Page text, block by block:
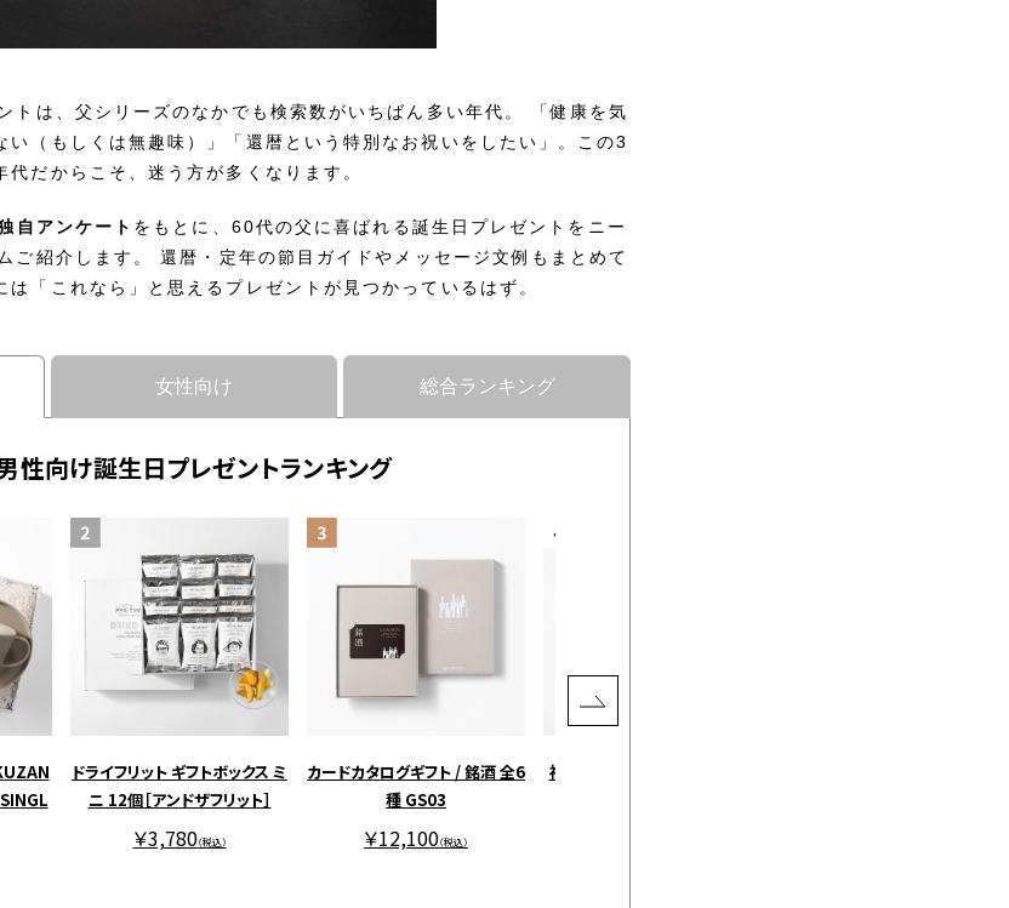
トは、父シリーズのなかでも検索数がいちばん多い年代。 「健康を気
い（もしくは無趣味）」「還暦という特別なお祝いをしたい」。この3
だからこそ、迷う方が多くなります。
自アンケート をもとに、60代の父に喜ばれる誕生日プレゼントをニー
ご紹介します。 還暦・定年の節目ガイドやメッセージ文例もまとめて
は「これなら」と思えるプレゼントが見つかっているはず。
女性向け 総合ランキング
性向け誕生日プレゼントランキング
ドライフリット ギフトボックス ミ
ニ 12個［アンドザフリット］
￥3,780（税込）
カードカタログギフト / 銘酒 全6
種 GS03
￥12,100（税込）
神戸ポークハム＆ソーセージ 5